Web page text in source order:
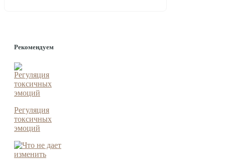
Рекомендуем
Регуляция
токсичных
эмоций